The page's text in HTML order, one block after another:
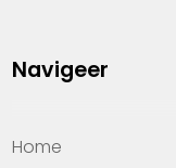
Navigeer
Home